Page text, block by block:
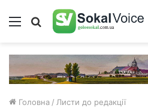
Меню Пошук
Головна / Листи до редакції